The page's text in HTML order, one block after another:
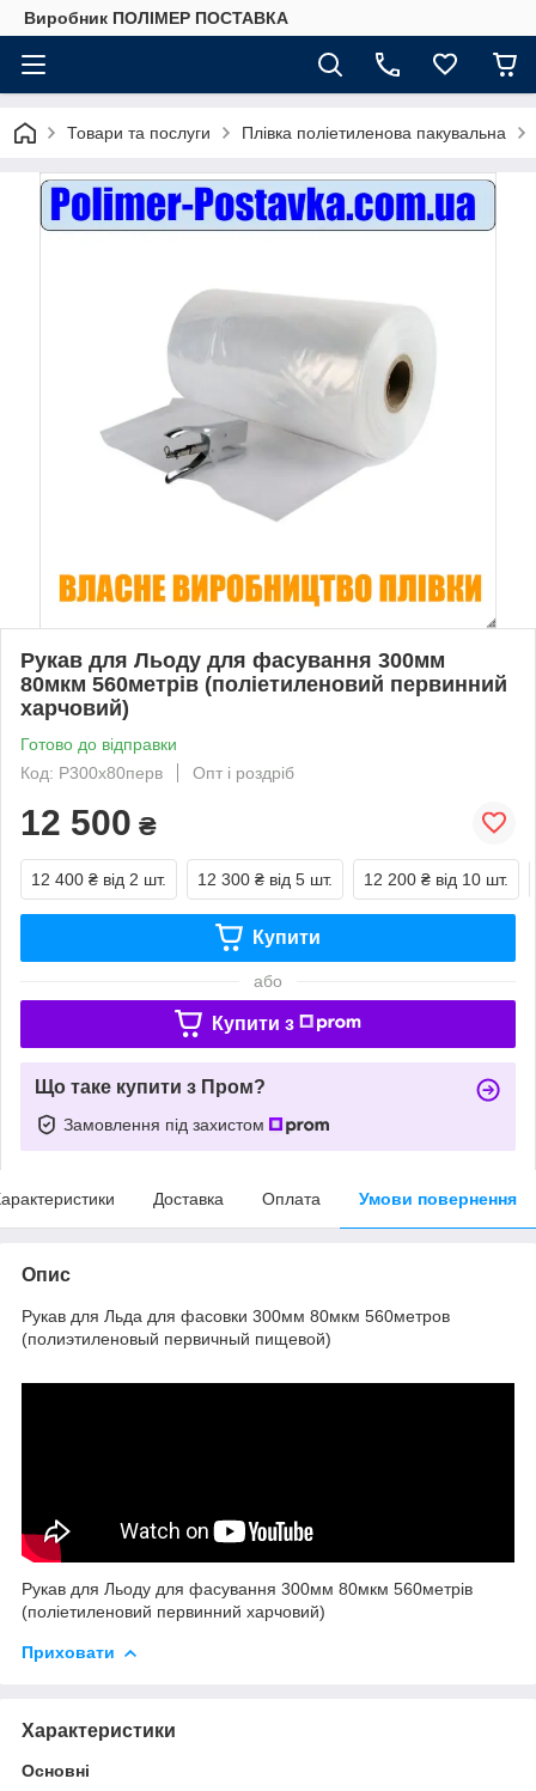
Виробник ПОЛІМЕР ПОСТАВКА
Товари та послуги Плівка поліетиленова пакувальна
Рукав для Льоду для фасування 300мм
80мкм 560метрів (поліетиленовий первинний
харчовий)
Готово до відправки
Код: Р300х80перв
Опт і роздріб
12 500 ₴
12 400 ₴ від 2 шт. 12 300 ₴ від 5 шт. 12 200 ₴ від 10 шт.
Купити
або
Купити з
Що таке купити з Пром?
Замовлення під захистом
Доставка Оплата Умови повернення
Опис
Рукав для Льда для фасовки 300мм 80мкм 560метров
(полиэтиленовый первичный пищевой)
Рукав для Льоду для фасування 300мм 80мкм 560метрів
(поліетиленовий первинний харчовий)
Приховати
Характеристики
Основні